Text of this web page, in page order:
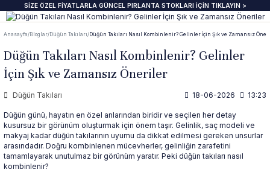
SİZE ÖZEL FİYATLARLA GÜNCEL PIRLANTA STOKLARI İÇİN TIKLAYIN >
Anasayfa Bloglar Düğün Takıları Düğün Takıları Nasıl Kombinlenir? Gelinler İçin Şık ve Zamansız
Düğün Takıları Nasıl Kombinlenir? Gelinler
İçin Şık ve Zamansız Öneriler
Düğün Takıları 18-06-2026 13:23
Düğün günü, hayatın en özel anlarından biridir ve seçilen her detay
kusursuz bir görünüm oluşturmak için önem taşır. Gelinlik, saç modeli ve
makyaj kadar düğün takılarının uyumu da dikkat edilmesi gereken unsurlar
arasındadır. Doğru kombinlenen mücevherler, gelinliğin zarafetini
tamamlayarak unutulmaz bir görünüm yaratır. Peki düğün takıları nasıl
kombinlenir?
Geri Dön
Yüzük
Yüzükler GIA & HRD
Pırlanta Tektaş Yüzük
Geri Dön
Yüzük
Pırlanta Beştaş Yüzük
7 Taş Pırlanta ve Yarım Yur
Pırlanta Tria Yüzük
Yüzük
Yüzük
Geri Dön
Kolye
Kolye
Taşlı Kolye
Pırlanta Renkli Taşlı Kolye
Fantezi Kolye
Pırlanta Setler
İnci Kolye
Geri Dön
Küpe
Küpe
Küpe
Pırlanta Renkli Taşlı Küpe
Fantazi küpeler
İnci küpe
Geri Dön
Bileklik
Bileklik
Taşlı Bileklik
Pırlanta Renkli Taşlı Bileklik
Tasarım Bileklikler
Set Bileklikler
Geri Dön
Geri Dön
Geri Dön
Journal